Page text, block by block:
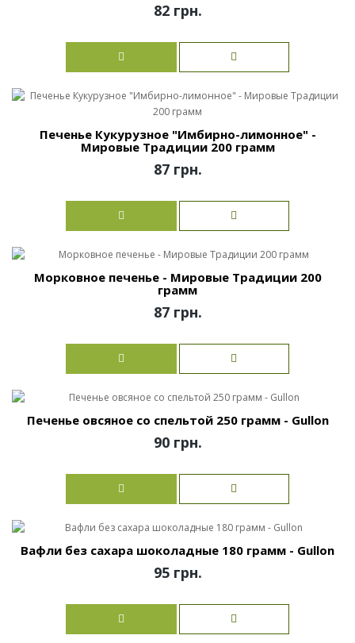
82 грн.
Печенье Кукурузное "Имбирно-лимонное" -
Мировые Традиции 200 грамм
87 грн.
Морковное печенье - Мировые Традиции 200
грамм
87 грн.
Печенье овсяное со спельтой 250 грамм - Gullon
90 грн.
Вафли без сахара шоколадные 180 грамм - Gullon
95 грн.